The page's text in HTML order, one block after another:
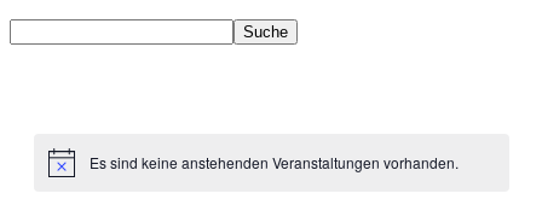
HinweisEs sind keine anstehenden Veranstaltungen vorhanden.